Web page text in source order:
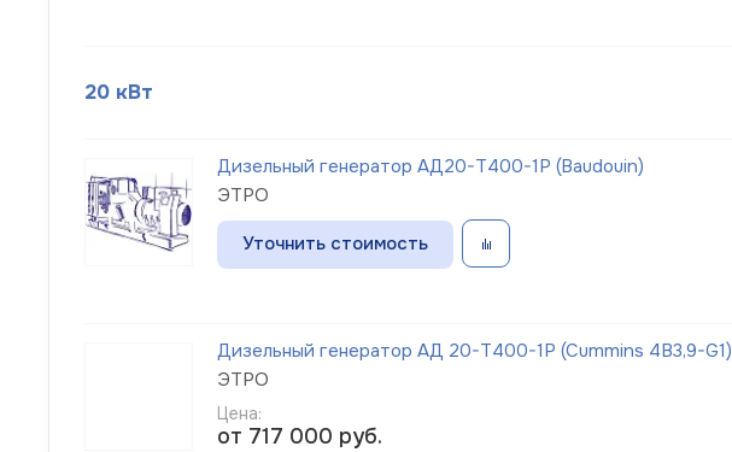
20 кВт
Дизельный генератор АД20-Т400-1Р (Baudouin)
ЭТРО
Уточнить стоимость
Дизельный генератор АД 20-Т400-1Р (Cummins 4B3,9-G1)
ЭТРО
Цена:
от 717 000 руб.